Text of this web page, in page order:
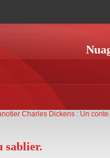
Charles Dickens : Un
sablier.